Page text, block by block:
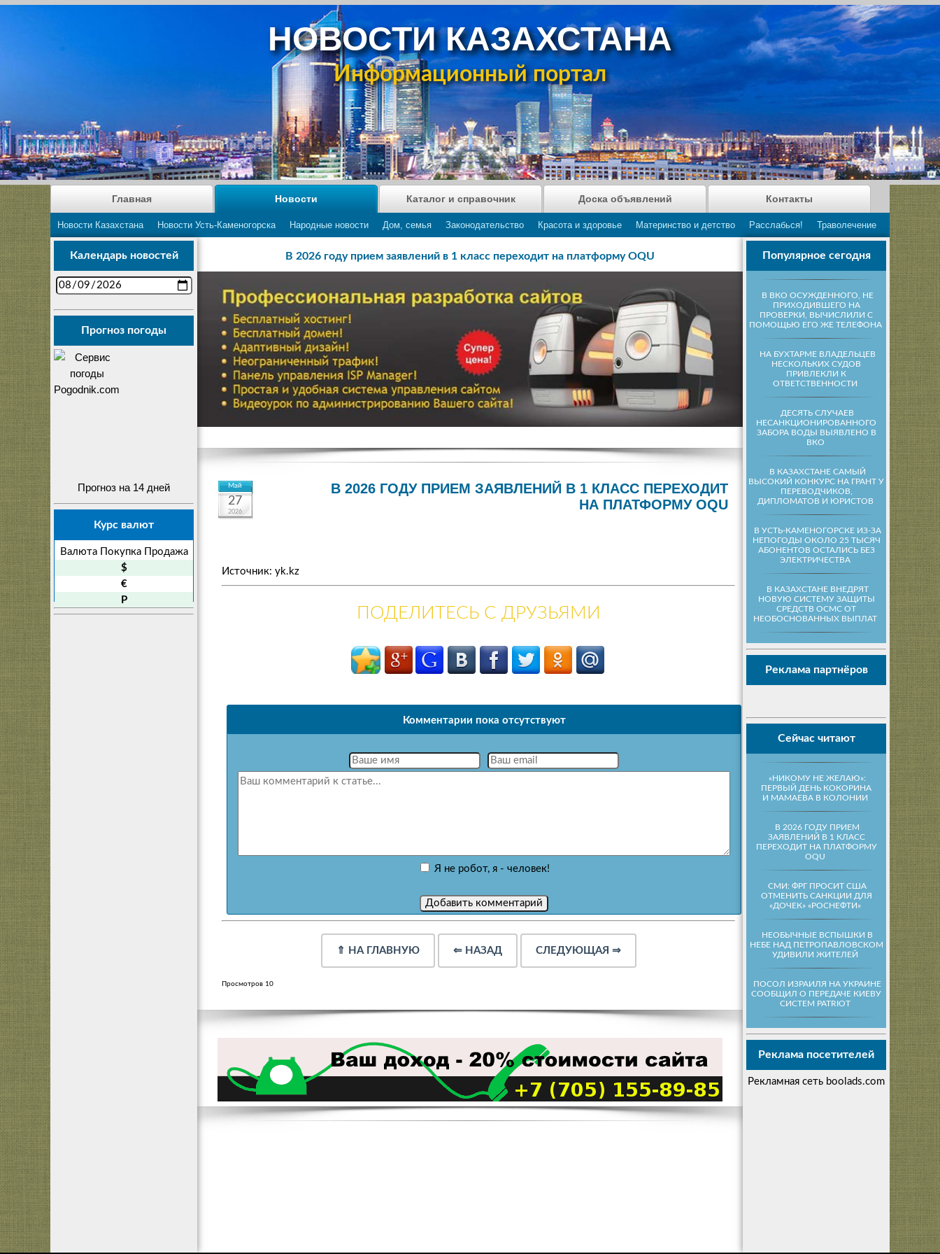
НОВОСТИ КАЗАХСТАНА
Информационный портал
Главная Новости
Новости Казахстана Новости Усть-Каменогорска Народные новости Дом, семья Законодательство Красота и здоровье Материнство и детство Расслабься! Траволечение
Каталог и справочник Доска объявлений Контакты
Популярное сегодня
В ВКО ОСУЖДЕННОГО, НЕ
ПРИХОДИВШЕГО НА
ПРОВЕРКИ, ВЫЧИСЛИЛИ С
ПОМОЩЬЮ ЕГО ЖЕ ТЕЛЕФОНА
НА БУХТАРМЕ ВЛАДЕЛЬЦЕВ
НЕСКОЛЬКИХ СУДОВ
ПРИВЛЕКЛИ К
ОТВЕТСТВЕННОСТИ
ДЕСЯТЬ СЛУЧАЕВ
НЕСАНКЦИОНИРОВАННОГО
ЗАБОРА ВОДЫ ВЫЯВЛЕНО В
ВКО
В КАЗАХСТАНЕ САМЫЙ
ВЫСОКИЙ КОНКУРС НА ГРАНТ У
ПЕРЕВОДЧИКОВ,
ДИПЛОМАТОВ И ЮРИСТОВ
В УСТЬ-КАМЕНОГОРСКЕ ИЗ-ЗА
НЕПОГОДЫ ОКОЛО 25 ТЫСЯЧ
АБОНЕНТОВ ОСТАЛИСЬ БЕЗ
ЭЛЕКТРИЧЕСТВА
В КАЗАХСТАНЕ ВНЕДРЯТ
НОВУЮ СИСТЕМУ ЗАЩИТЫ
СРЕДСТВ ОСМС ОТ
НЕОБОСНОВАННЫХ ВЫПЛАТ
Реклама партнёров
Сейчас читают
«НИКОМУ НЕ ЖЕЛАЮ»:
ПЕРВЫЙ ДЕНЬ КОКОРИНА
И МАМАЕВА В КОЛОНИИ
В 2026 ГОДУ ПРИЕМ
ЗАЯВЛЕНИЙ В 1 КЛАСС
ПЕРЕХОДИТ НА ПЛАТФОРМУ
OQU
СМИ: ФРГ ПРОСИТ США
ОТМЕНИТЬ САНКЦИИ ДЛЯ
«ДОЧЕК» «РОСНЕФТИ»
НЕОБЫЧНЫЕ ВСПЫШКИ В
НЕБЕ НАД ПЕТРОПАВЛОВСКОМ
УДИВИЛИ ЖИТЕЛЕЙ
ПОСОЛ ИЗРАИЛЯ НА УКРАИНЕ
СООБЩИЛ О ПЕРЕДАЧЕ КИЕВУ
СИСТЕМ PATRIOT
Реклама посетителей
Рекламная сеть boolads.com
Календарь новостей
Прогноз погоды
Прогноз на 14 дней
Курс валют
Валюта Покупка
Продажа
$
€
P
В 2026 году прием заявлений в 1 класс переходит на платформу OQU
Май
27
2026
В 2026 ГОДУ ПРИЕМ ЗАЯВЛЕНИЙ В 1 КЛАСС ПЕРЕХОДИТ
НА ПЛАТФОРМУ OQU
Источник: yk.kz
ПОДЕЛИТЕСЬ С ДРУЗЬЯМИ
Комментарии пока отсутствуют
Я не робот, я - человек!
⇑ НА ГЛАВНУЮ ⇐ НАЗАД СЛЕДУЮЩАЯ ⇒
Просмотров 10